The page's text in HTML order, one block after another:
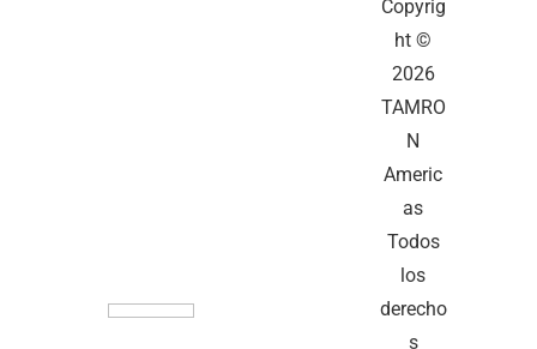
Copyrig
ht ©
2026
TAMRO
N
Americ
as
Todos
los
derecho
s